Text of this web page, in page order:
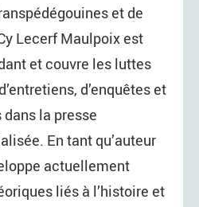
et de
Lecerf Maulpoix est
et couvre les luttes
d’enquêtes et
la presse
En tant qu’auteur
actuellement
liés à l’histoire et